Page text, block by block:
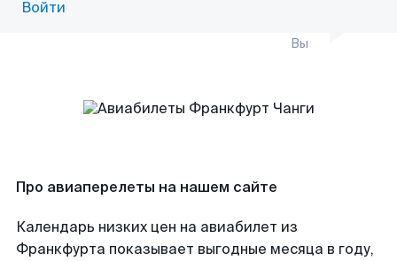
Войти
Вы
Про авиаперелеты на нашем сайте
Календарь низких цен на авиабилет из
Франкфурта показывает выгодные месяца в году,